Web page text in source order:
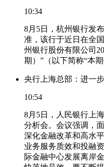
10:34
8月5日，杭州银行发
准，该行于近日在全
州银行股份有限公司
期）”（以下简称“本期
央行上海总部：进一
10:54
8月5日，人民银行上
分析会。会议强调，
深化金融改革和高水
业务服务质效和投融
际金融中心发展离岸